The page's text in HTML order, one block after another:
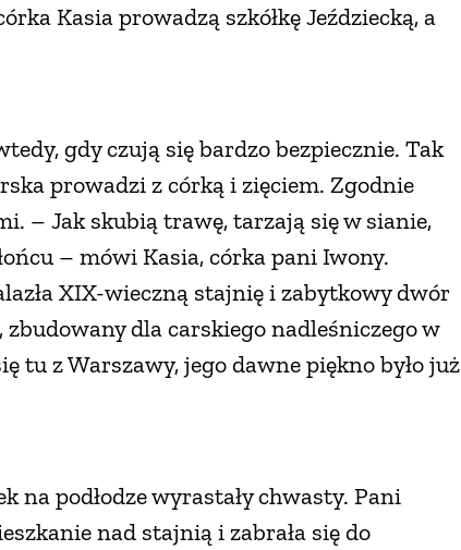
Kasia prowadzą szkółkę Jeździecką, a
gdy czują się bardzo bezpiecznie. Tak
prowadzi z córką i zięciem. Zgodnie
– Jak skubią trawę, tarzają się w sianie,
– mówi Kasia, córka pani Iwony.
XIX-wieczną stajnię i zabytkowy dwór
dla carskiego nadleśniczego w
tu z Warszawy, jego dawne piękno było już
na podłodze wyrastały chwasty. Pani
nad stajnią i zabrała się do